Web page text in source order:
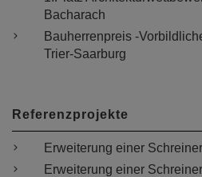
Bacharach
Bauherrenpreis -
Trier-Saarburg
Referenzprojekte
Erweiterung einer
Erweiterung einer